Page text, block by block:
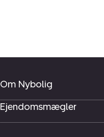
Om Nybolig
Ejendomsmægler